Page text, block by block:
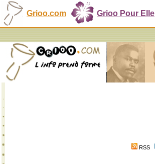
Grioo.com Grioo Pour Elle
RSS